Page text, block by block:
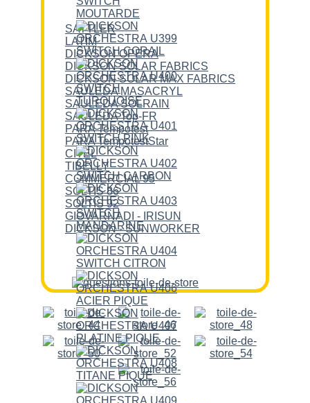
SATTLER
LATIM
DICKSON OPERA
DICKSON SOLAR FABRICS
DICKSON SOLAR MAX FABRICS
SAULEDA MASACRYL
SAULEDA SOLRAIN
SAULEDA Top-FR
PARA Tempotest
PARA TempotestStar
CITEL
TIBELLY
COMMERCIAL 95
SOLTIS 86
SOLTIS 92
GIOVARNADI - IRISUN
DICKSON - SUNWORKER